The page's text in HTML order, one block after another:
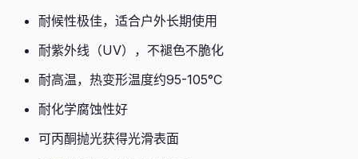
耐候性极佳，适合户外长期使用
耐紫外线（UV），不褪色不脆化
耐高温，热变形温度约95-105°C
耐化学腐蚀性好
可丙酮抛光获得光滑表面